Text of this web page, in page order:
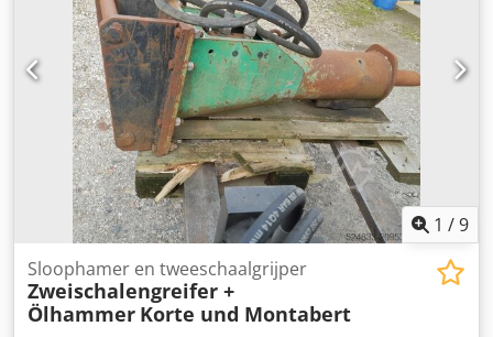
1 /9
Sloophamer en tweeschaalgrijper
Zweischalengreifer +
Ölhammer Korte und Montabert